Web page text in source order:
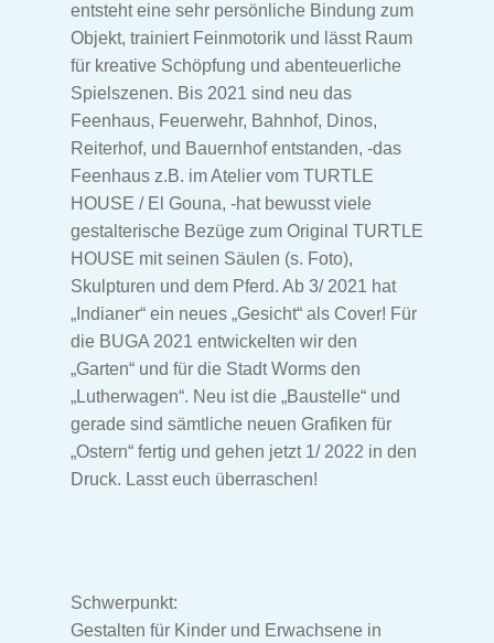
entsteht eine sehr persönliche Bindung zum
Objekt, trainiert Feinmotorik und lässt Raum
für kreative Schöpfung und abenteuerliche
Spielszenen. Bis 2021 sind neu das
Feenhaus, Feuerwehr, Bahnhof, Dinos,
Reiterhof, und Bauernhof entstanden, -das
Feenhaus z.B. im Atelier vom TURTLE
HOUSE / El Gouna, -hat bewusst viele
gestalterische Bezüge zum Original TURTLE
HOUSE mit seinen Säulen (s. Foto),
Skulpturen und dem Pferd. Ab 3/ 2021 hat
„Indianer“ ein neues „Gesicht“ als Cover! Für
die BUGA 2021 entwickelten wir den
„Garten“ und für die Stadt Worms den
„Lutherwagen“. Neu ist die „Baustelle“ und
gerade sind sämtliche neuen Grafiken für
„Ostern“ fertig und gehen jetzt 1/ 2022 in den
Druck. Lasst euch überraschen!
Schwerpunkt:
Gestalten für Kinder und Erwachsene in